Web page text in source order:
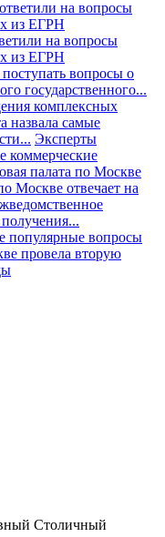
на вопросы
из ЕГРН
вопросы о
государственного...
комплексных
назвала самые
Эксперты
коммерческие
палата по Москве
Москве отвечает на
популярные вопросы
провела вторую
Столичный